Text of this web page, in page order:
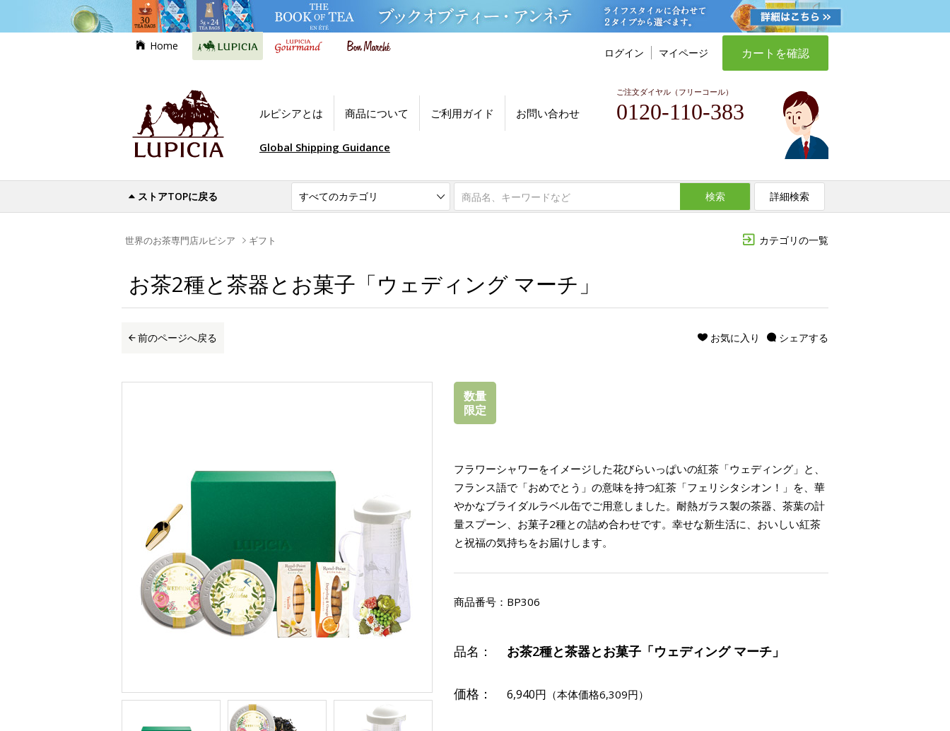
Home
ログイン マイページ カートを確認
ルピシアとは 商品について ご利用ガイド お問い合わせ
ご注文ダイヤル（フリーコール）
0120-110-383
Global Shipping Guidance
ストアTOPに戻る 検索 詳細検索
カテゴリの一覧
世界のお茶専門店ルピシア ギフト
お茶2種と茶器とお菓子「ウェディング マーチ」
前のページへ戻る シェアする
お気に入り
数量
限定
フラワーシャワーをイメージした花びらいっぱいの紅茶「ウェディング」と、
フランス語で「おめでとう」の意味を持つ紅茶「フェリシタシオン！」を、華
やかなブライダルラベル缶でご用意しました。耐熱ガラス製の茶器、茶葉の計
量スプーン、お菓子2種との詰め合わせです。幸せな新生活に、おいしい紅茶
と祝福の気持ちをお届けします。
商品番号： BP306
品名： お茶2種と茶器とお菓子「ウェディング マーチ」
価格： 6,940円 （本体価格6,309円）